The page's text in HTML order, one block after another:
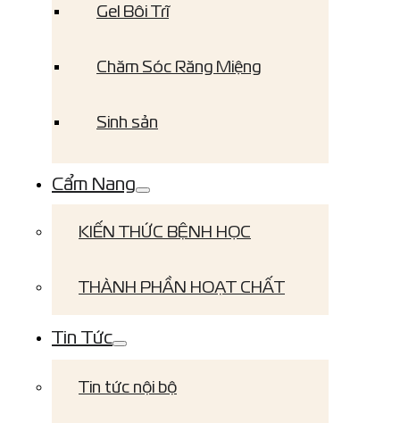
Gel Bôi Trĩ
Chăm Sóc Răng Miệng
Sinh sản
Cẩm Nang
KIẾN THỨC BỆNH HỌC
THÀNH PHẦN HOẠT CHẤT
Tin Tức
Tin tức nội bộ